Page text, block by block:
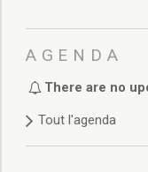
AGENDA
There are no
Tout l'agenda